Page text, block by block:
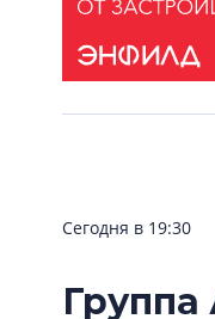
Сегодня в 19:30